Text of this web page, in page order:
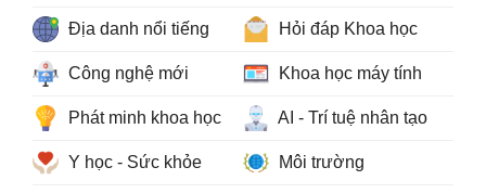
Địa danh nổi tiếng Hỏi đáp Khoa học
Công nghệ mới Khoa học máy tính
Phát minh khoa học AI - Trí tuệ nhân tạo
Y học - Sức khỏe Môi trường